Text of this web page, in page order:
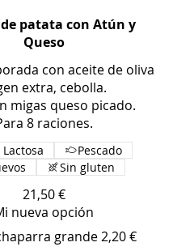
patata con Atún y
Queso
con aceite de oliva
extra, cebolla.
migas queso picado.
8 raciones.
21,50 €
Pescado
Sin gluten
nueva opción
grande2,20 €